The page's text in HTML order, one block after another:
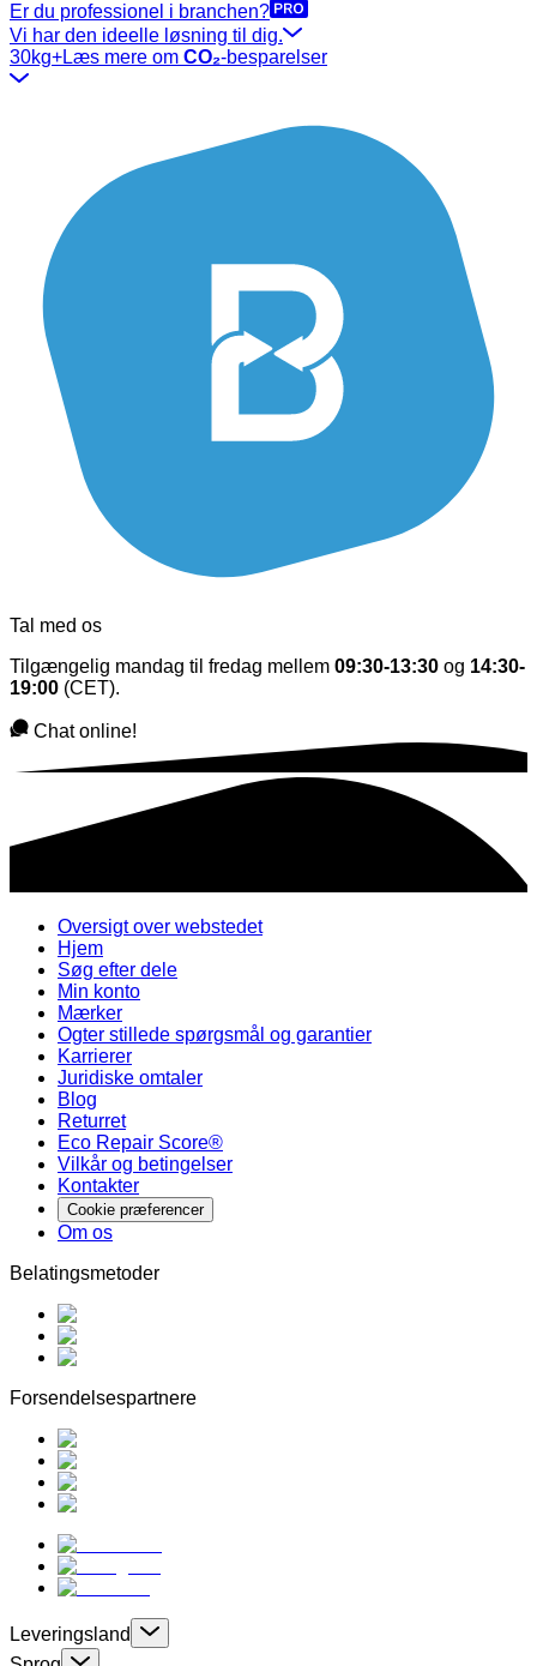
Er du professionel i branchen?
Vi har den ideelle løsning til dig.
30kg+Læs mere om CO₂-besparelser
Tal med os
Tilgængelig mandag til fredag mellem 09:30-13:30 og 14:30-
19:00 (CET).
Chat online!
Oversigt over webstedet
Hjem
Søg efter dele
Min konto
Mærker
Ogter stillede spørgsmål og garantier
Karrierer
Juridiske omtaler
Blog
Returret
Eco Repair Score®
Vilkår og betingelser
Kontakter
Cookie præferencer
Om os
Belatingsmetoder
Forsendelsespartnere
Leveringsland